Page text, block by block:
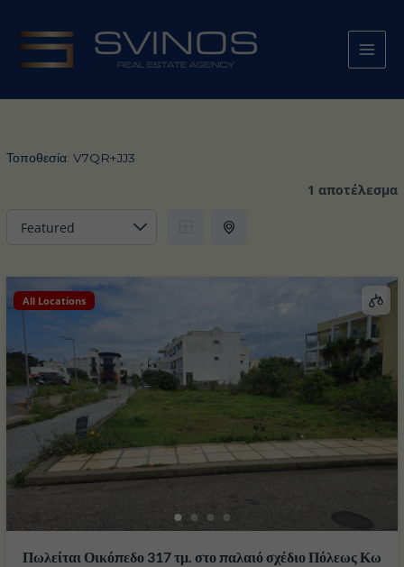
περιεχόμενο
Τοποθεσία:V7QR+JJ3
1 αποτέλεσμα
All Locations
Πωλείται Οικόπεδο 317 τμ. στο παλαιό σχέδιο Πόλεως Κω